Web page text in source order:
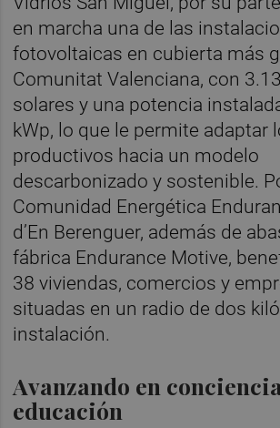
en marcha una de las
fotovoltaicas en cubierta más
Comunitat Valenciana, con
solares y una potencia
kWp, lo que le permite adaptar
productivos hacia un modelo
descarbonizado y sostenible.
Comunidad Energética
d’En Berenguer, además de
fábrica Endurance Motive,
38 viviendas, comercios y
situadas en un radio de dos
instalación.
Avanzando en
educación